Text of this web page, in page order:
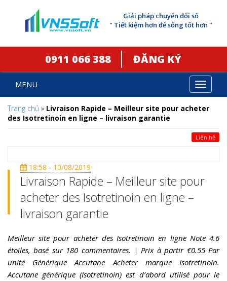
Giải pháp chuyển đổi số
" Tiết kiệm hơn để sống tốt hơn "
0911 066 388 ĐĂNG KÝ
Toggle
MENU
Trang chủ » Livraison Rapide – Meilleur site pour acheter
des Isotretinoin en ligne – livraison garantie
Liên hệ
18:58 - 10/08/2019
Livraison Rapide – Meilleur site pour
acheter des Isotretinoin en ligne –
livraison garantie
Meilleur site pour acheter des Isotretinoin en ligne Note 4.6
étoiles, basé sur 180 commentaires. | Prix à partir €0.55 Par
unité Générique Accutane Acheter marque Isotretinoin.
Accutane générique (Isotretinoin) est d’abord utilisé pour le